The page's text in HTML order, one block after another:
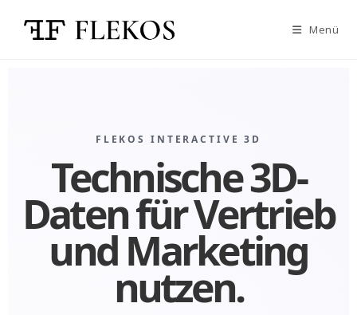
Menü
FLEKOS INTERACTIVE 3D
Technische 3D-
Daten für Vertrieb
und Marketing
nutzen.